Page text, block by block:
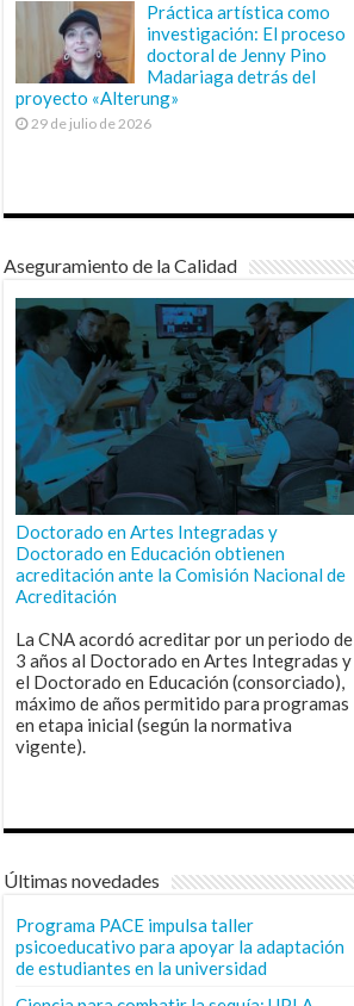
Práctica artística como
investigación: El proceso
doctoral de Jenny Pino
Madariaga detrás del
proyecto «Alterung»
29 de julio de 2026
Aseguramiento de la Calidad
Doctorado en Artes Integradas y
Doctorado en Educación obtienen
acreditación ante la Comisión Nacional de
Acreditación
La CNA acordó acreditar por un periodo de
3 años al Doctorado en Artes Integradas y
el Doctorado en Educación (consorciado),
máximo de años permitido para programas
en etapa inicial (según la normativa
vigente).
Últimas novedades
Programa PACE impulsa taller
psicoeducativo para apoyar la adaptación
de estudiantes en la universidad